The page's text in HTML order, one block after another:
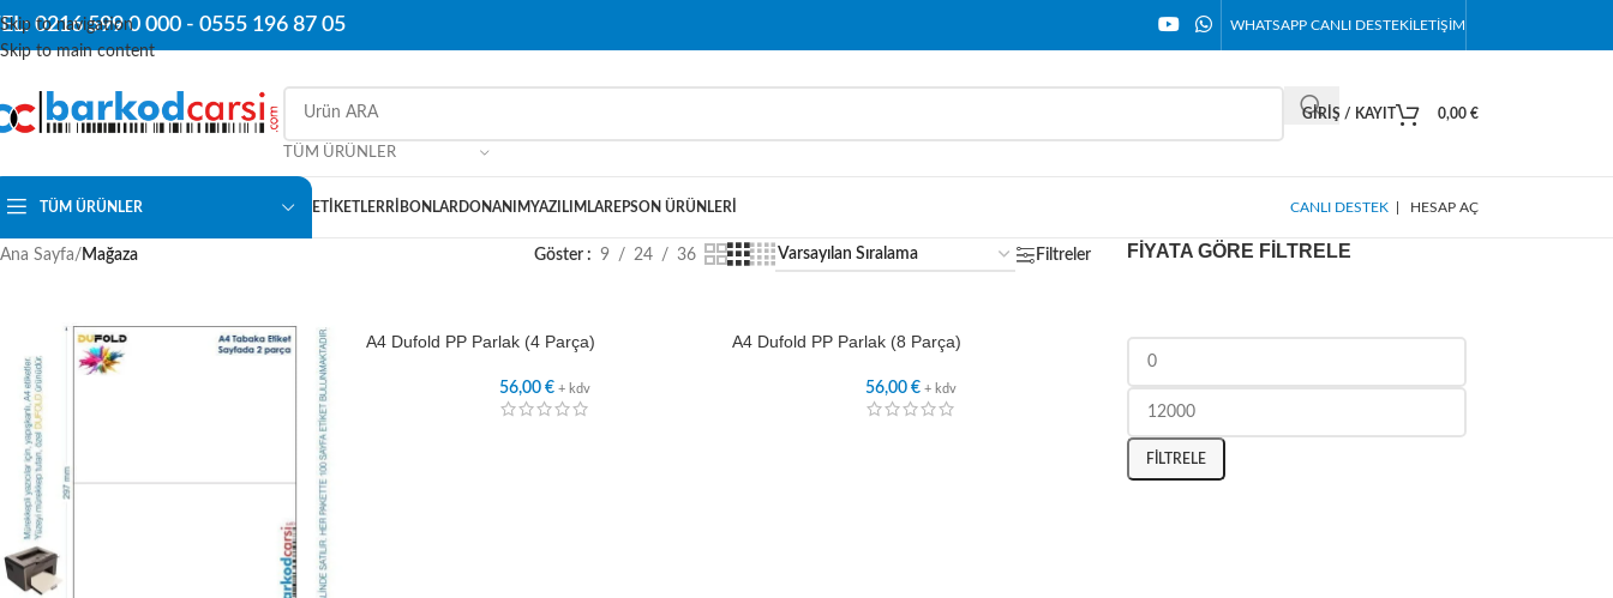
Skip to navigation
Skip to main content
0216 599 0 000 - 0555 196 87 05 WHATSAPP CANLI DESTEKİLETIŞIM
TÜM ÜRÜNLER
GIRIŞ / KAYIT 0,00 €
TÜM ÜRÜNLER ETIKETLER RIBONLAR DONANIMYAZILIMLAR EPSON ÜRÜNLERI CANLI DESTEK HESAP AÇ
Ana Sayfa/ Mağaza Göster 9 24 36 Filtreler
A4 Dufold PP Parlak (4 Parça)
56,00€ + kdv
A4 Dufold PP Parlak (8 Parça)
56,00€ + kdv
FIYATA GÖRE FILTRELE
FILTRELE